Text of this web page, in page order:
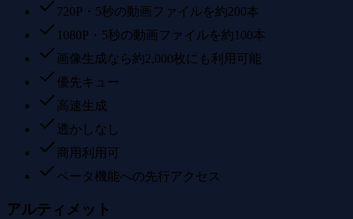
720P・5秒の動画ファイルを約200本
1080P・5秒の動画ファイルを約100本
画像生成なら約2,000枚にも利用可能
優先キュー
高速生成
透かしなし
商用利用可
ベータ機能への先行アクセス
アルティメット